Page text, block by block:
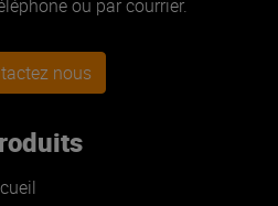
ou par courrier.
nous